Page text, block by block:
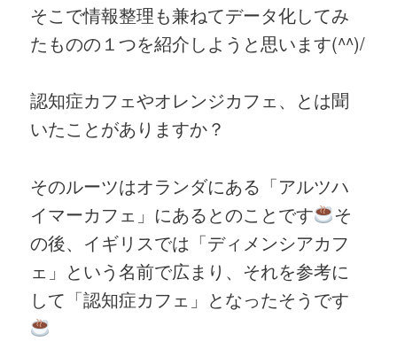
そこで情報整理も兼ねてデータ化してみ
たものの１つを紹介しようと思います(^^)/
認知症カフェやオレンジカフェ、とは聞
いたことがありますか？
そのルーツはオランダにある「アルツハ
イマーカフェ」にあるとのことです
そ
の後、イギリスでは「ディメンシアカフ
ェ」という名前で広まり、それを参考に
して「認知症カフェ」となったそうです